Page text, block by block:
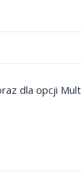
dla opcji